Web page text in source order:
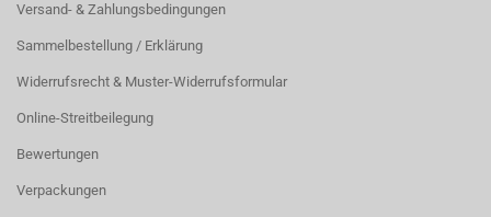
Versand- & Zahlungsbedingungen
Sammelbestellung / Erklärung
Widerrufsrecht & Muster-Widerrufsformular
Online-Streitbeilegung
Bewertungen
Verpackungen